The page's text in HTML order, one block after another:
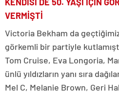
VERMİŞTİ
Victoria Bekham da geçtiğimiz
görkemli bir partiyle
Tom Cruise, Eva Longoria,
ünlü yıldızların yanı sıra
Mel C, Melanie Brown, Geri